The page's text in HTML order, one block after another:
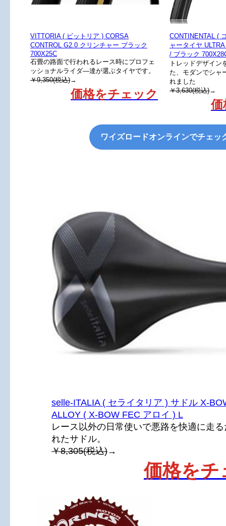
VITTORIA ( ビットリア ) CORSA
CONTROL G2.0 クリンチャー ブラック
700X25C
石畳の路面で行われるレース時にプロフェ
ッショナルライダ―達が選ぶタイヤです。
￥9,350(税込)→
価格をチェック
CONTINENTAL (
ャータイヤ
/ ブラック
トレッドデザイン
た、モダンでシャ
れました
￥3,630(税込)→
価
ワイズロードオンラインでチェッ
selle-ITALIA ( セライタリア ) サドル X-
ALLOY ( X-BOW FEC アロイ ) L
レース以外の日常使いで悪路を快適に走
れたサドル。
￥8,305(税込)→
価格をチ